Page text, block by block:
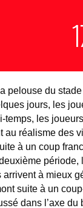
pelouse du
jours, les
les
au réalisme des
à un coup
période,
à mieux
suite à un
dans l’axe du